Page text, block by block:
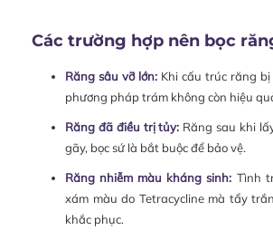
Các trường hợp nên bọc
Răng sâu vỡ lớn:Khi cấu trúc răng
phương pháp trám không còn hiệu
Răng đã điều trị tủy: Răng sau khi
gãy, bọc sứ là bắt buộc để bảo vệ.
Răng nhiễm màu kháng sinh: Tình
xám màu do Tetracycline mà tẩy
khắc phục.